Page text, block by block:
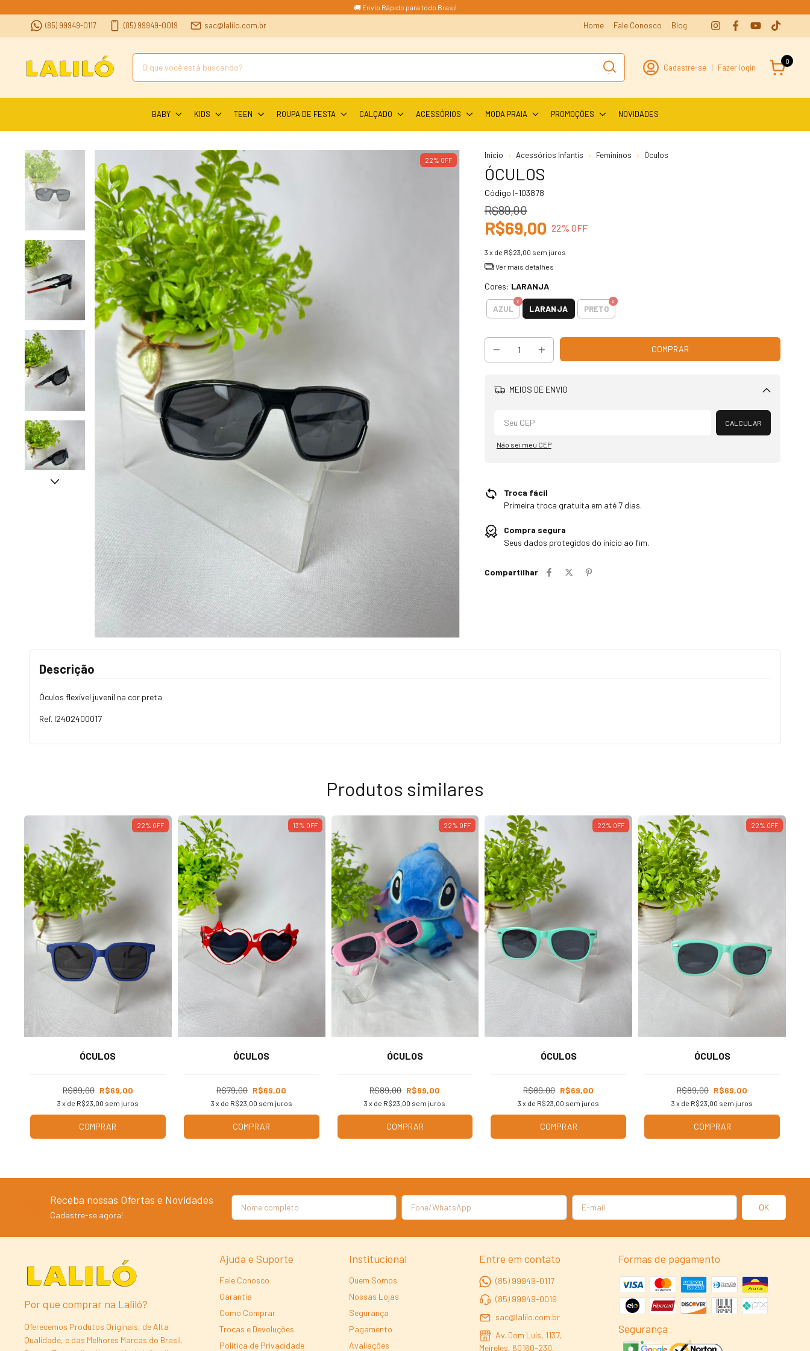
🚚 Envio Rápido para todo Brasil
(85) 99949-0117 (85) 99949-0019 sac@lalilo.com.br Home Fale Conosco Blog
Cadastre-se | Fazer login
0
BABY KIDS TEEN ROUPA DE FESTA CALÇADO ACESSÓRIOS MODA PRAIA PROMOÇÕES NOVIDADES
22% OFF
Início Acessórios Infantis Femininos Óculos
ÓCULOS
Código I-103878
R$89,00
R$69,00 22% OFF
3 x de R$23,00 sem juros
Ver mais detalhes
Cores: LARANJA
AZUL LARANJA PRETO
MEIOS DE ENVIO
Alterar CEP
CALCULAR
Não sei meu CEP
Troca fácil
Primeira troca gratuita em até 7 dias.
Compra segura
Seus dados protegidos do início ao fim.
Compartilhar
Descrição
Óculos flexível juvenil na cor preta
Ref. I2402400017
Produtos similares
22% OFF
ÓCULOS
R$89,00 R$69,00
3 x de R$23,00 sem juros
COMPRAR
13% OFF
ÓCULOS
R$79,00 R$69,00
3 x de R$23,00 sem juros
COMPRAR
22% OFF
ÓCULOS
R$89,00 R$69,00
3 x de R$23,00 sem juros
COMPRAR
22% OFF
ÓCULOS
R$89,00 R$69,00
3 x de R$23,00 sem juros
COMPRAR
22% OFF
ÓCULOS
R$89,00 R$69,00
3 x de R$23,00 sem juros
COMPRAR
Receba nossas Ofertas e Novidades
Cadastre-se agora!
Por que comprar na Laliló?
Oferecemos Produtos Originais, de Alta
Qualidade, e das Melhores Marcas do Brasil.
Ajuda e Suporte
Fale Conosco
Garantia
Como Comprar
Trocas e Devoluções
Política de Privacidade
Institucional
Quem Somos
Nossas Lojas
Segurança
Pagamento
Avaliações
Entre em contato
(85) 99949-0117
(85) 99949-0019
sac@lalilo.com.br
Av. Dom Luís, 1137,
Meireles, 60160-230,
Formas de pagamento
Segurança